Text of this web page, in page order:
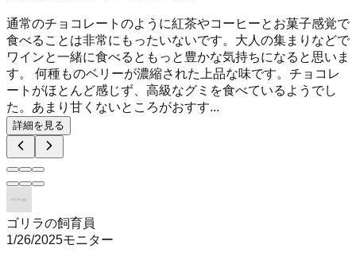
通常のチョコレートのように紅茶やコーヒーとお菓子感覚で
食べることは非常にもったいないです。大人の集まりなどで
ワインと一緒に食べるともっと豊かな気持ちになると思いま
す。 何種ものベリーが濃縮された上品な味です。チョコレ
ートがほとんど感じず、高級なグミを食べているようでし
た。あまり甘くないところがおすす...
詳細を見る
ゴリラの飼育員
1/26/2025モニター